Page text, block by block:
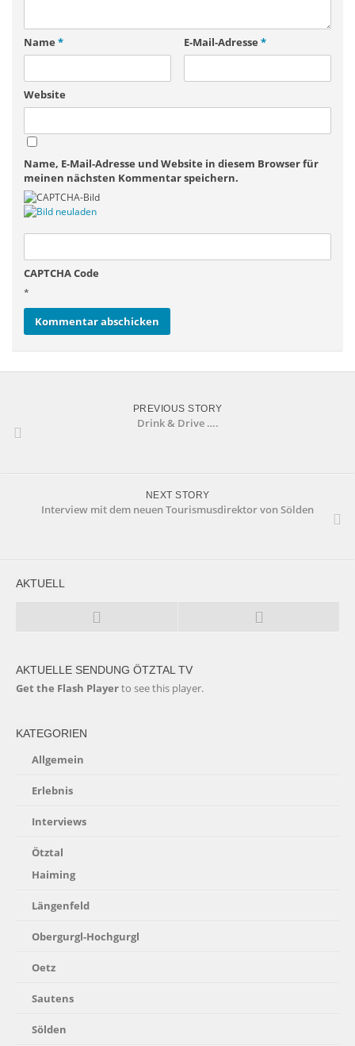
Name * E-Mail-Adresse *
Website
Name, E-Mail-Adresse und Website in diesem Browser für
meinen nächsten Kommentar speichern.
CAPTCHA Code
*
PREVIOUS STORY
Drink & Drive ….
NEXT STORY
Interview mit dem neuen Tourismusdirektor von Sölden
AKTUELL
AKTUELLE SENDUNG ÖTZTAL TV
Get the Flash Playerto see this player.
KATEGORIEN
Allgemein
Erlebnis
Interviews
Ötztal
Haiming
Längenfeld
Obergurgl-Hochgurgl
Oetz
Sautens
Sölden